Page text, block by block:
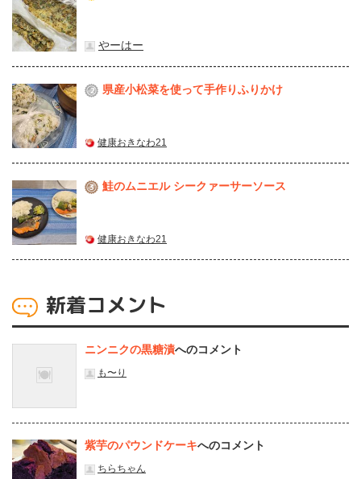
やーはー
2 県産⼩松菜を使って⼿作りふりかけ
健康おきなわ21
3 鮭のムニエル シークァーサーソース
健康おきなわ21
新着コメント
ニンニクの黒糖漬へのコメント
も〜り
紫芋のパウンドケーキへのコメント
ちらちゃん